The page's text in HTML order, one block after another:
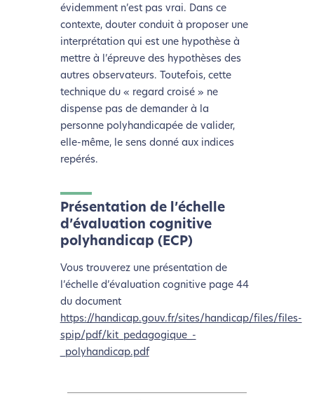
évidemment n’est pas vrai. Dans ce
contexte, douter conduit à proposer une
interprétation qui est une hypothèse à
mettre à l’épreuve des hypothèses des
autres observateurs. Toutefois, cette
technique du « regard croisé » ne
dispense pas de demander à la
personne polyhandicapée de valider,
elle-même, le sens donné aux indices
repérés.
Présentation de l’échelle
d’évaluation cognitive
polyhandicap (ECP)
Vous trouverez une présentation de
l’échelle d’évaluation cognitive page 44
du document
https://handicap.gouv.fr/sites/handicap/files/files-
spip/pdf/kit_pedagogique_-
_polyhandicap.pdf